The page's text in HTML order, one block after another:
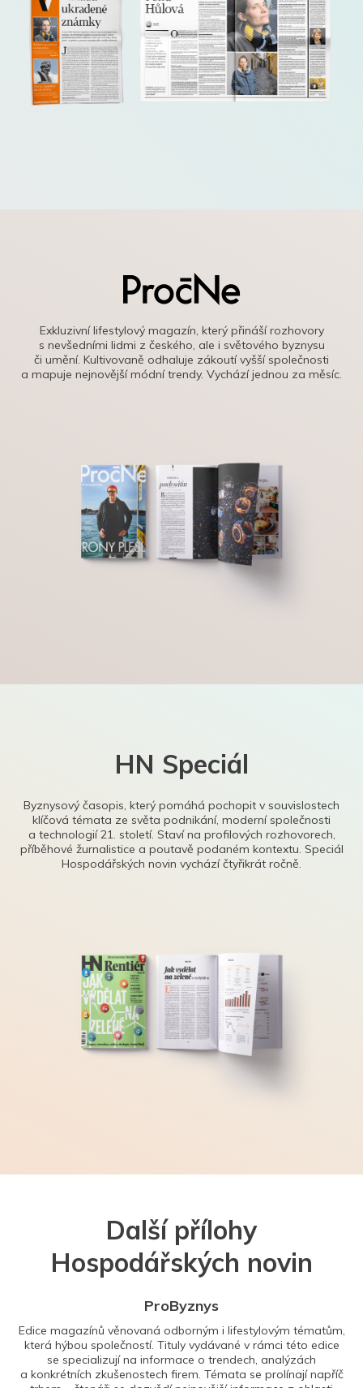
Exkluzivní lifestylový magazín, který přináší rozhovory
s nevšedními lidmi z českého, ale i světového byznysu
či umění. Kultivovaně odhaluje zákoutí vyšší společnosti
a mapuje nejnovější módní trendy. Vychází jednou za měsíc.
HN Speciál
Byznysový časopis, který pomáhá pochopit v souvislostech
klíčová témata ze světa podnikání, moderní společnosti
a technologií 21. století. Staví na profilových rozhovorech,
příběhové žurnalistice a poutavě podaném kontextu. Speciál
Hospodářských novin vychází čtyřikrát ročně.
Další přílohy
Hospodářských novin
ProByznys
Edice magazínů věnovaná odborným i lifestylovým tématům,
která hýbou společností. Tituly vydávané v rámci této edice
se specializují na informace o trendech, analýzách
a konkrétních zkušenostech firem. Témata se prolínají napříč